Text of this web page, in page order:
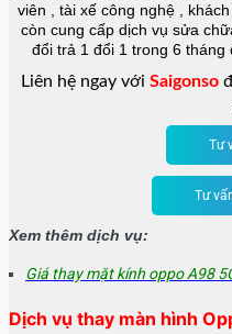
viên , tài xế công nghệ ,
còn cung cấp dịch vụ sửa
đổi trả 1 đổi 1 trong 6 tháng
Liên hệ ngay với Saigonso
Tư
Tư
Xem thêm dịch vụ:
Giá thay mặt kính oppo A98
Dịch vụ thay màn hình